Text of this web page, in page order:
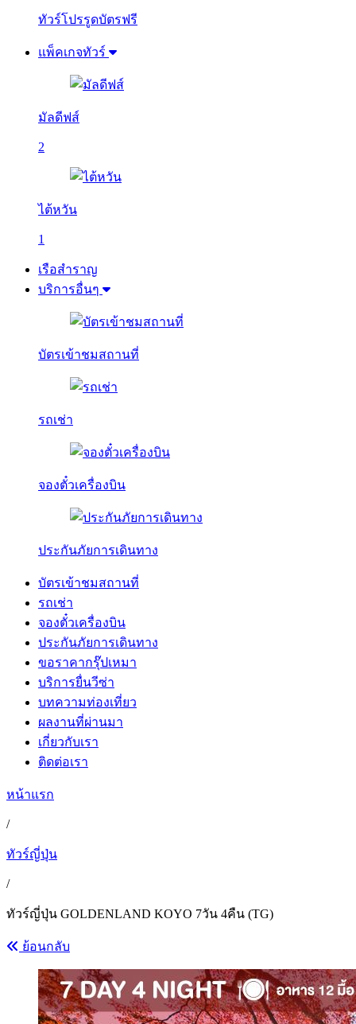
ทัวร์โปรรูดบัตรฟรี
แพ็คเกจทัวร์
มัลดีฟส์
2
ไต้หวัน
1
เรือสำราญ
บริการอื่นๆ
บัตรเข้าชมสถานที่
รถเช่า
จองตั๋วเครื่องบิน
ประกันภัยการเดินทาง
บัตรเข้าชมสถานที่
รถเช่า
จองตั๋วเครื่องบิน
ประกันภัยการเดินทาง
ขอราคากรุ๊ปเหมา
บริการยื่นวีซ่า
บทความท่องเที่ยว
ผลงานที่ผ่านมา
เกี่ยวกับเรา
ติดต่อเรา
หน้าแรก
/
ทัวร์ญี่ปุ่น
/
ทัวร์ญี่ปุ่น GOLDENLAND KOYO 7วัน 4คืน (TG)
ย้อนกลับ